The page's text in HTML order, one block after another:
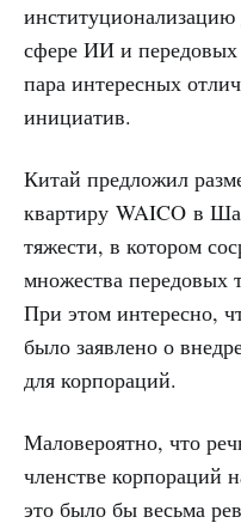
сфере ИИ и передовых
пара интересных
инициатив.
Китай предложил
квартиру WAICO в
тяжести, в котором
множества передовых
При этом интересно,
было заявлено о
для корпораций.
Маловероятно, что
членстве корпораций
это было бы весьма